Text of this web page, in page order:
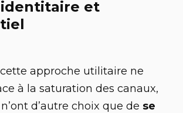
et
approche utilitaire ne
à la saturation des canaux,
d’autre choix que de se